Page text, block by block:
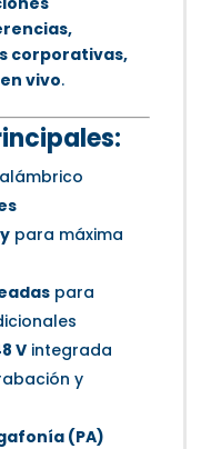
corporativas,
vivo.
para máxima
para
V integrada
y
(PA)